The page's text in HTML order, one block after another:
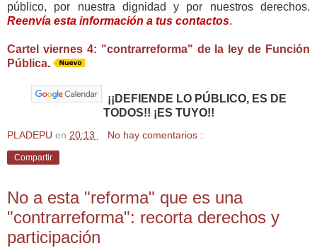
público, por nuestra dignidad y por nuestros derechos.
Reenvía esta información a tus contactos.
Cartel viernes 4: "contrarreforma" de la ley de Función
Pública.
¡¡DEFIENDE LO PÚBLICO, ES DE
TODOS!! ¡ES TUYO!!
PLADEPU en 20:13 No hay comentarios :
Compartir
No a esta "reforma" que es una
"contrarreforma": recorta derechos y
participación